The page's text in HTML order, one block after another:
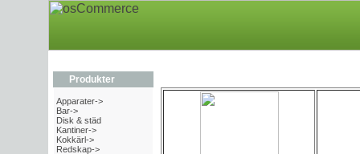
Produkter
Apparater->
Bar->
Disk & städ
Kantiner->
Kokkärl->
Redskap->